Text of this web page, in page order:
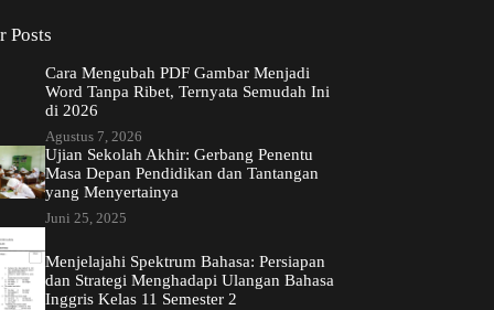
Posts
Cara Mengubah PDF Gambar Menjadi
Word Tanpa Ribet, Ternyata Semudah Ini
di 2026
Agustus 7, 2026
Ujian Sekolah Akhir: Gerbang Penentu
Masa Depan Pendidikan dan Tantangan
yang Menyertainya
Juni 25, 2025
Menjelajahi Spektrum Bahasa: Persiapan
dan Strategi Menghadapi Ulangan Bahasa
Inggris Kelas 11 Semester 2